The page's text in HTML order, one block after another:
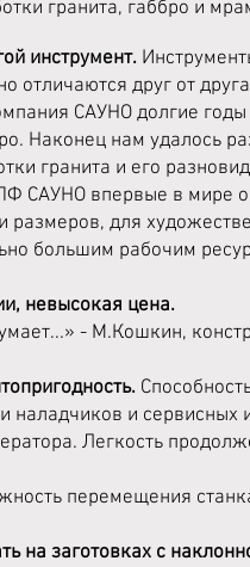
гранита, габбро и
инструмент.
отличаются друг от
САУНО долгие
Наконец нам удалось
гранита и его
САУНО впервые в мире
размеров, для
большим рабочим
невысокая цена.
- М.Кошкин,
наладчиков и
Легкость
перемещения
на заготовках с